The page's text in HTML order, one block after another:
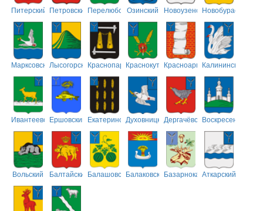
Питерский ПетровскийПерелюбскийОзинский НовоузенскийНовобурасский
МарксовскийЛысогорскийКраснопартизанский
КраснокутскийКрасноармейский
Калининский
ИвантеевскийЕршовский ЕкатериновскийДуховницкийДергачёвскийВоскресенский
Вольский БалтайскийБалашовскийБалаковскийБазарнокарабулакский
Аткарский